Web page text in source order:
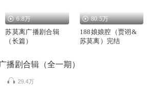
6.8万
苏莫离广播剧合辑
（长篇）
80.5万
188娘娘腔（贾诩&
苏莫离）完结
播剧合辑（全一期）
29.4万